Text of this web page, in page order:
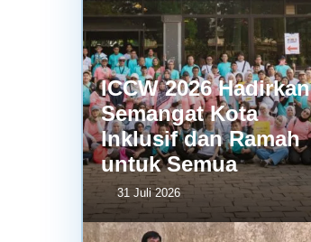
ICCW 2026 Hadirkan
Semangat Kota
Inklusif dan Ramah
untuk Semua
31 Juli 2026